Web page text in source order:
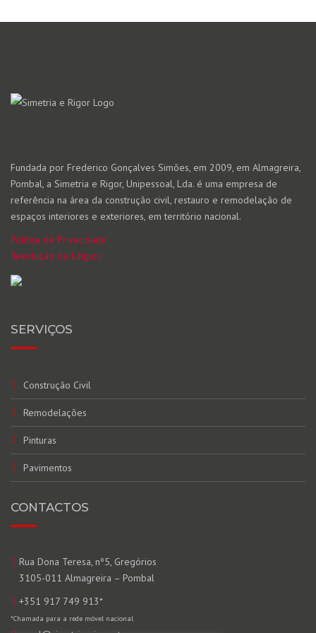
Fundada por Frederico Gonçalves Simões, em 2009, em Almagreira,
Pombal, a Simetria e Rigor, Unipessoal, Lda. é uma empresa de
referência na área da construção civil, restauro e remodelação de
espaços interiores e exteriores, em território nacional.
Política de Privacidade
Resolução de Litígios
SERVIÇOS
Construção Civil
Remodelações
Pinturas
Pavimentos
CONTACTOS
Rua Dona Teresa, nº5, Gregórios
3105-011 Almagreira – Pombal
+351 917 749 913*
*Chamada para a rede móvel nacional